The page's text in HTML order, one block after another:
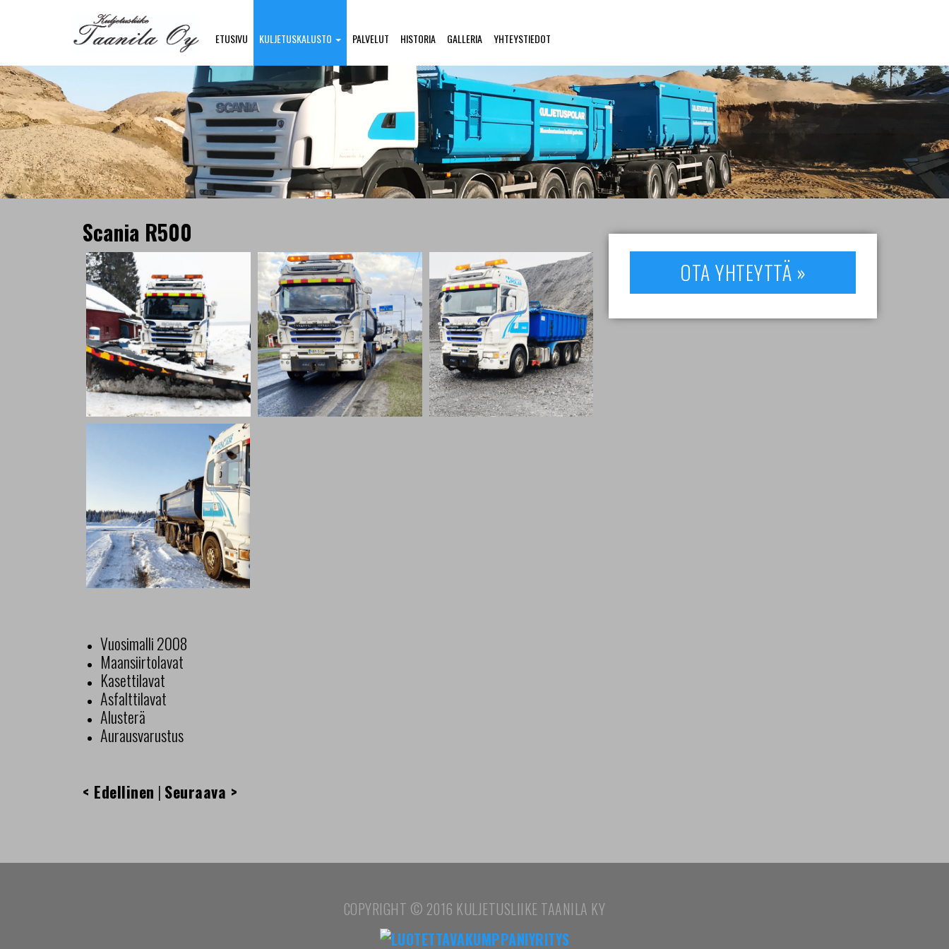
ETUSIVU KULJETUSKALUSTO PALVELUT HISTORIA GALLERIA YHTEYSTIEDOT
Scania R500
Vuosimalli 2008
Maansiirtolavat
Kasettilavat
Asfalttilavat
Alusterä
Aurausvarustus
< Edellinen | Seuraava >
OTA YHTEYTTÄ »
COPYRIGHT © 2016 KULJETUSLIIKE TAANILA KY